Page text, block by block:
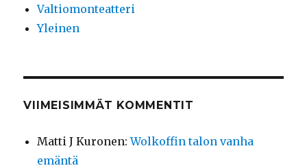
Valtiomonteatteri
Yleinen
VIIMEISIMMÄT KOMMENTIT
Matti J Kuronen:Wolkoffin talon vanha
emäntä